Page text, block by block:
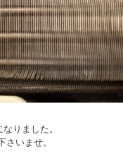
りました。
さいませ。